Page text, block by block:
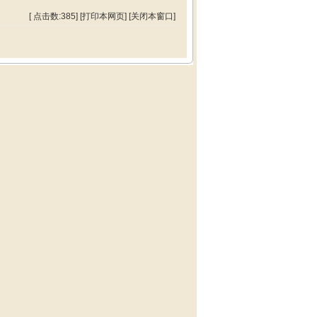
[ 点击数:385] [打印本网页] [关闭本窗口]